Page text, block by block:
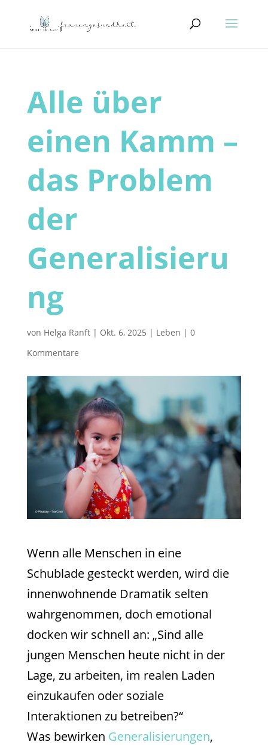
Alle über
einen Kamm –
das Problem
der
Generalisieru
ng
von Helga Ranft| Okt. 6, 2025 | Leben | 0
Kommentare
Wenn alle Menschen in eine
Schublade gesteckt werden, wird die
innenwohnende Dramatik selten
wahrgenommen, doch emotional
docken wir schnell an: „Sind alle
jungen Menschen heute nicht in der
Lage, zu arbeiten, im realen Laden
einzukaufen oder soziale
Interaktionen zu betreiben?“
Was bewirken Generalisierungen,